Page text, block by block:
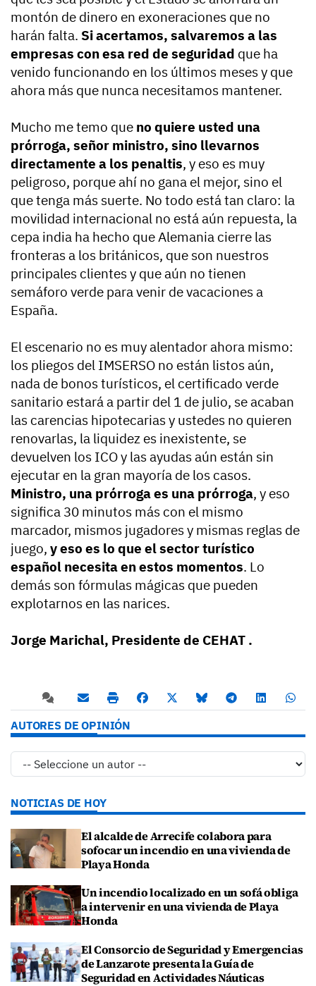
montón de dinero en exoneraciones que no
harán falta. Si acertamos, salvaremos a las
empresas con esa red de seguridad que ha
venido funcionando en los últimos meses y que
ahora más que nunca necesitamos mantener.
Mucho me temo que no quiere usted una
prórroga, señor ministro, sino llevarnos
directamente a los penaltis, y eso es muy
peligroso, porque ahí no gana el mejor, sino el
que tenga más suerte. No todo está tan claro: la
movilidad internacional no está aún repuesta, la
cepa india ha hecho que Alemania cierre las
fronteras a los británicos, que son nuestros
principales clientes y que aún no tienen
semáforo verde para venir de vacaciones a
España.
El escenario no es muy alentador ahora mismo:
los pliegos del IMSERSO no están listos aún,
nada de bonos turísticos, el certificado verde
sanitario estará a partir del 1 de julio, se acaban
las carencias hipotecarias y ustedes no quieren
renovarlas, la liquidez es inexistente, se
devuelven los ICO y las ayudas aún están sin
ejecutar en la gran mayoría de los casos.
Ministro, una prórroga es una prórroga, y eso
significa 30 minutos más con el mismo
marcador, mismos jugadores y mismas reglas de
juego, y eso es lo que el sector turístico
español necesita en estos momentos. Lo
demás son fórmulas mágicas que pueden
explotarnos en las narices.
Jorge Marichal, Presidente de CEHAT .
AUTORES DE OPINIÓN
NOTICIAS DE HOY
El alcalde de Arrecife colabora para
sofocar un incendio en una vivienda de
Playa Honda
Un incendio localizado en un sofá obliga
a intervenir en una vivienda de Playa
Honda
El Consorcio de Seguridad y Emergencias
de Lanzarote presenta la Guía de
Seguridad en Actividades Náuticas